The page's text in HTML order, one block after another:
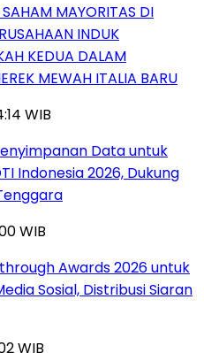
MAYORITAS DI
INDUK
KEDUA DALAM
MEWAH ITALIA BARU
WIB
Data untuk
Indonesia 2026, Dukung
WIB
Awards 2026 untuk
Sosial, Distribusi Siaran
WIB